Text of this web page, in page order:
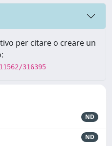
per citare o creare un
316395
ND
ND